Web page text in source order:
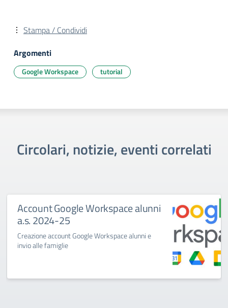
Stampa / Condividi
Argomenti
Google Workspace tutorial
Circolari, notizie, eventi correlati
Account Google Workspace alunni
a.s. 2024-25
Creazione account Google Workspace alunni e
invio alle famiglie